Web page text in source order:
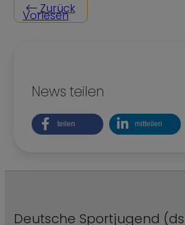
Zurück
Vorlesen
News teilen
teilen mitteilen
Deutsche Sportjugend